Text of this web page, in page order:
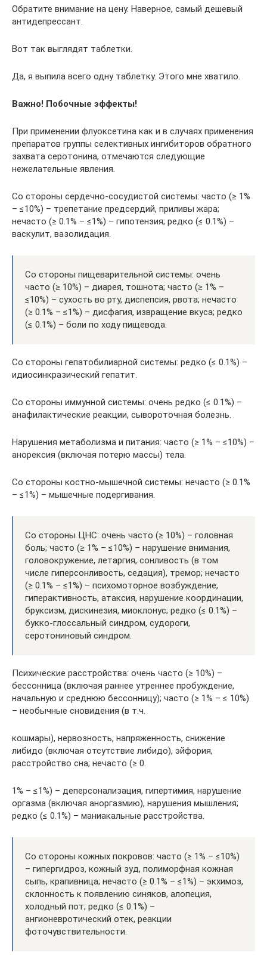
Обратите внимание на цену. Наверное, самый дешевый
антидепрессант.
Вот так выглядят таблетки.
Да, я выпила всего одну таблетку. Этого мне хватило.
Важно! Побочные эффекты!
При применении флуоксетина как и в случаях применения
препаратов группы селективных ингибиторов обратного
захвата серотонина, отмечаются следующие
нежелательные явления.
Со стороны сердечно-сосудистой системы: часто (≥ 1%
– ≤10%) – трепетание предсердий, приливы жара;
нечасто (≥ 0.1% – ≤1%) – гипотензия; редко (≤ 0.1%) –
васкулит, вазолидация.
Со стороны пищеварительной системы: очень
часто (≥ 10%) – диарея, тошнота; часто (≥ 1% –
≤10%) – сухость во рту, диспепсия, рвота; нечасто
(≥ 0.1% – ≤1%) – дисфагия, извращение вкуса; редко
(≤ 0.1%) – боли по ходу пищевода.
Со стороны гепатобилиарной системы: редко (≤ 0.1%) –
идиосинкразический гепатит.
Со стороны иммунной системы: очень редко (≤ 0.1%) –
анафилактические реакции, сывороточная болезнь.
Нарушения метаболизма и питания: часто (≥ 1% – ≤10%) –
анорексия (включая потерю массы) тела.
Со стороны костно-мышечной системы: нечасто (≥ 0.1%
– ≤1%) – мышечные подергивания.
Со стороны ЦНС: очень часто (≥ 10%) – головная
боль; часто (≥ 1% – ≤10%) – нарушение внимания,
головокружение, летаргия, сонливость (в том
числе гиперсонливость, седация), тремор; нечасто
(≥ 0.1% – ≤1%) – психомоторное возбуждение,
гиперактивность, атаксия, нарушение координации,
бруксизм, дискинезия, миоклонус; редко (≤ 0.1%) –
букко-глоссальный синдром, судороги,
серотониновый синдром.
Психические расстройства: очень часто (≥ 10%) –
бессонница (включая раннее утреннее пробуждение,
начальную и среднюю бессонницу); часто (≥ 1% – ≤ 10%)
– необычные сновидения (в т.ч.
кошмары), нервозность, напряженность, снижение
либидо (включая отсутствие либидо), эйфория,
расстройство сна; нечасто (≥ 0.
1% – ≤1%) – деперсонализация, гипертимия, нарушение
оргазма (включая аноргазмию), нарушения мышления;
редко (≤ 0.1%) – маниакальные расстройства.
Со стороны кожных покровов: часто (≥ 1% – ≤10%)
– гипергидроз, кожный зуд, полиморфная кожная
сыпь, крапивница; нечасто (≥ 0.1% – ≤1%) – экхимоз,
склонность к появлению синяков, алопеция,
холодный пот; редко (≤ 0.1%) –
ангионевротический отек, реакции
фоточувствительности.